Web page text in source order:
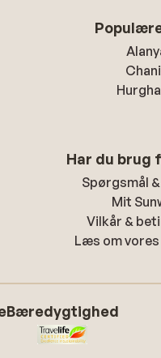
Har du brug
Spørgsmål
Mit
Vilkår &
Læs om
Bæredygtighed